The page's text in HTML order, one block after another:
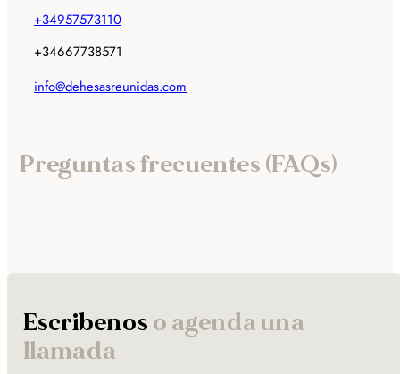
+34957573110
+34667738571
info@dehesasreunidas.com
Preguntas frecuentes (FAQs)
Escribenos o agenda una
llamada